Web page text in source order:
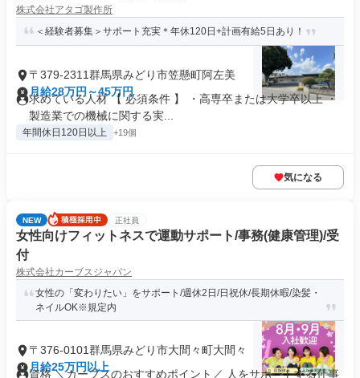
株式会社アタゴ製作所
＜経験者募集＞サポート充実＊年休120日+計画有給5日あり！
〒379-2311群馬県みどり市笠懸町阿左美
月給28万円～45万円
求めている人材 【 必須条件 】 ・高専卒または大学卒以上 ・
製造業での機械に関する実...
年間休日120日以上 +19個
気になる
NEW 正社員
女性向けフィットネスで運動サポート/事務(健康管理)/受
付
株式会社カーブスジャパン
女性の「変わりたい」をサポート/週休2日/日祝休/長期休暇/染髪・
ネイルOK※規定内
〒376-0101群馬県みどり市大間々町大間々
月給25万円以上
資格 ＼カーブスのおすすめポイント／ 人をサポートする仕事